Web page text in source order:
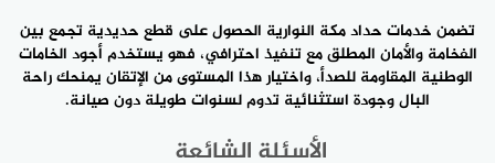
تضمن خدمات حداد مكة النوارية الحصول على قطع حديدية تجمع بين
الفخامة والأمان المطلق مع تنفيذ احترافي، فهو يستخدم أجود الخامات
الوطنية المقاومة للصدأ، واختيار هذا المستوى من الإتقان يمنحك راحة
البال وجودة استثنائية تدوم لسنوات طويلة دون صيانة.
الأسئلة الشائعة